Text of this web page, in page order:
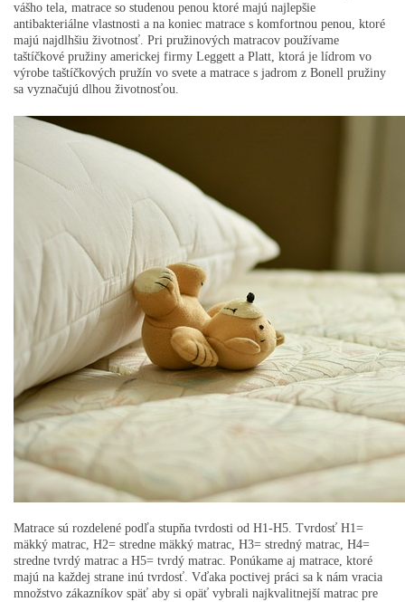
vášho tela, matrace so studenou penou ktoré majú najlepšie
antibakteriálne vlastnosti a na koniec matrace s komfortnou penou, ktoré
majú najdlhšiu životnosť. Pri pružinových matracov používame
taštíčkové pružiny americkej firmy Leggett a Platt, ktorá je lídrom vo
výrobe taštíčkových pružín vo svete a matrace s jadrom z Bonell pružiny
sa vyznačujú dlhou životnosťou.
Matrace sú rozdelené podľa stupňa tvrdosti od H1-H5. Tvrdosť H1=
mäkký matrac, H2= stredne mäkký matrac, H3= stredný matrac, H4=
stredne tvrdý matrac a H5= tvrdý matrac. Ponúkame aj matrace, ktoré
majú na každej strane inú tvrdosť. Vďaka poctivej práci sa k nám vracia
množstvo zákazníkov späť aby si opäť vybrali najkvalitnejší matrac pre